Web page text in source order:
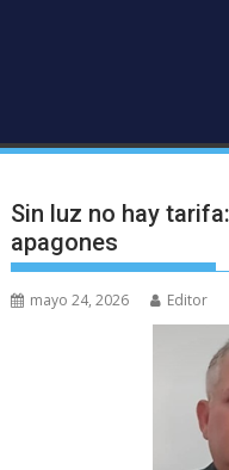
Sin luz no hay
apagones
mayo 24, 2026 Editor